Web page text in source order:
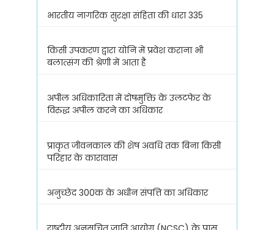
भारतीय नागरिक सुरक्षा संहिता की धारा 335
किसी उपकरण द्वारा योनि में प्रवेश कराना भी
बलात्संग की श्रेणी में आता है
अपील अधिकारिता में दोषमुक्ति के उलटफेर के
विरुद्ध अपील करने का अधिकार
प्राकृत जीवनकाल की शेष अवधि तक बिना किसी
परिहार के कारावास
अनुच्छेद 300क के अधीन संपत्ति का अधिकार